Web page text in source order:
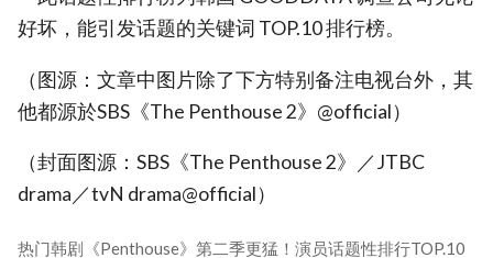
好坏，能引发话题的关键词 TOP.10 排行榜。
（图源：文章中图片除了下方特别备注电视台外，其
他都源於SBS《The Penthouse 2》@official）
（封面图源：SBS《The Penthouse 2》／JTBC
drama／tvN drama@official）
热门韩剧《Penthouse》第二季更猛！演员话题性排行TOP.10